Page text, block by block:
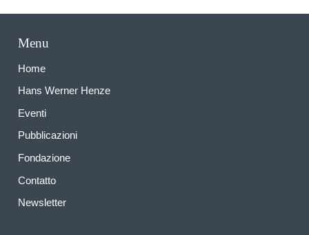
Menu
Home
Hans Werner Henze
Eventi
Pubblicazioni
Fondazione
Contatto
Newsletter